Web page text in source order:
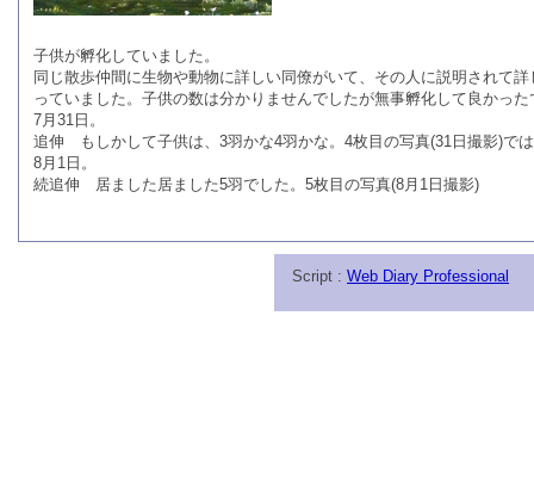
子供が孵化していました。
同じ散歩仲間に生物や動物に詳しい同僚がいて、その人に説明されて
っていました。子供の数は分かりませんでしたが無事孵化して良かった
7月31日。
追伸 もしかして子供は、3羽かな4羽かな。4枚目の写真(31日撮影)で
8月1日。
続追伸 居ました居ました5羽でした。5枚目の写真(8月1日撮影)
Script : Web Diary Professional